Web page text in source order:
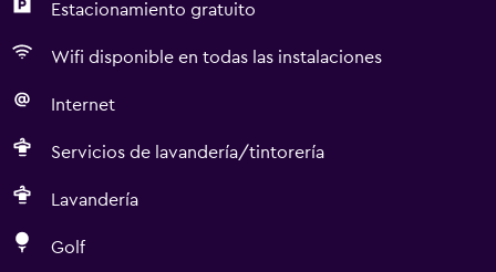
Estacionamiento gratuito
Wifi disponible en todas las instalaciones
Internet
Servicios de lavandería/tintorería
Lavandería
Golf